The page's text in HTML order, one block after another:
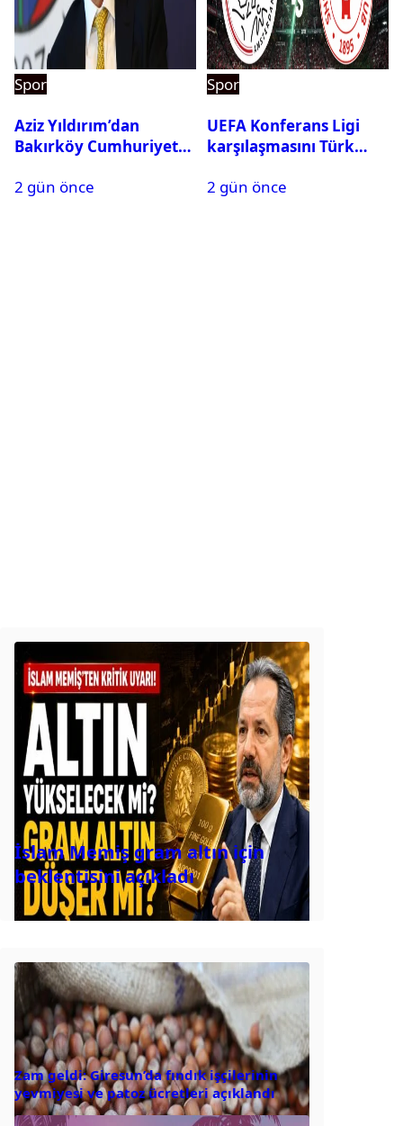
Spor
Aziz Yıldırım’dan
Bakırköy Cumhuriyet
duyurusu
2 gün önce
Spor
UEFA Konferans Ligi
karşılaşmasını Türk
2 gün önce
İslam Memiş gram altın için
beklentisini açıkladı
Zam geldi: Giresun’da fındık işçilerinin
yevmiyesi ve patoz ücretleri açıklandı